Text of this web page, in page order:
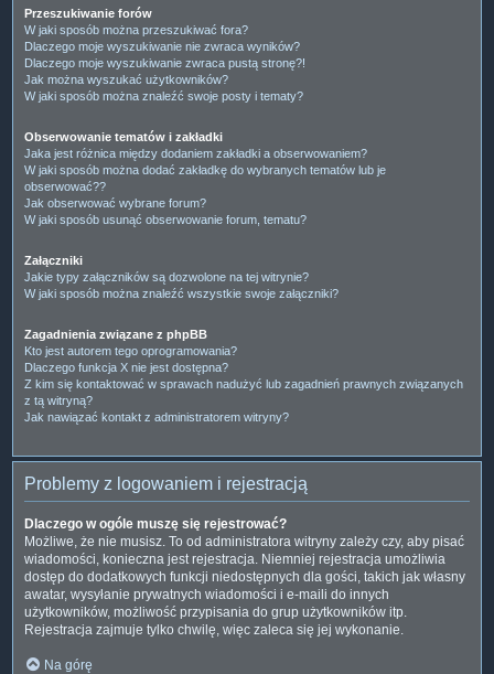
Przeszukiwanie forów
W jaki sposób można przeszukiwać fora?
Dlaczego moje wyszukiwanie nie zwraca wyników?
Dlaczego moje wyszukiwanie zwraca pustą stronę?!
Jak można wyszukać użytkowników?
W jaki sposób można znaleźć swoje posty i tematy?
Obserwowanie tematów i zakładki
Jaka jest różnica między dodaniem zakładki a obserwowaniem?
W jaki sposób można dodać zakładkę do wybranych tematów lub je
obserwować??
Jak obserwować wybrane forum?
W jaki sposób usunąć obserwowanie forum, tematu?
Załączniki
Jakie typy załączników są dozwolone na tej witrynie?
W jaki sposób można znaleźć wszystkie swoje załączniki?
Zagadnienia związane z phpBB
Kto jest autorem tego oprogramowania?
Dlaczego funkcja X nie jest dostępna?
Z kim się kontaktować w sprawach nadużyć lub zagadnień prawnych związanych
z tą witryną?
Jak nawiązać kontakt z administratorem witryny?
Problemy z logowaniem i rejestracją
Dlaczego w ogóle muszę się rejestrować?
Możliwe, że nie musisz. To od administratora witryny zależy czy, aby pisać
wiadomości, konieczna jest rejestracja. Niemniej rejestracja umożliwia
dostęp do dodatkowych funkcji niedostępnych dla gości, takich jak własny
awatar, wysyłanie prywatnych wiadomości i e-maili do innych
użytkowników, możliwość przypisania do grup użytkowników itp.
Rejestracja zajmuje tylko chwilę, więc zaleca się jej wykonanie.
Na górę